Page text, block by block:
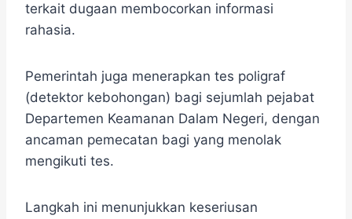
terkait dugaan membocorkan informasi
rahasia.
Pemerintah juga menerapkan tes poligraf
(detektor kebohongan) bagi sejumlah pejabat
Departemen Keamanan Dalam Negeri, dengan
ancaman pemecatan bagi yang menolak
mengikuti tes.
Langkah ini menunjukkan keseriusan